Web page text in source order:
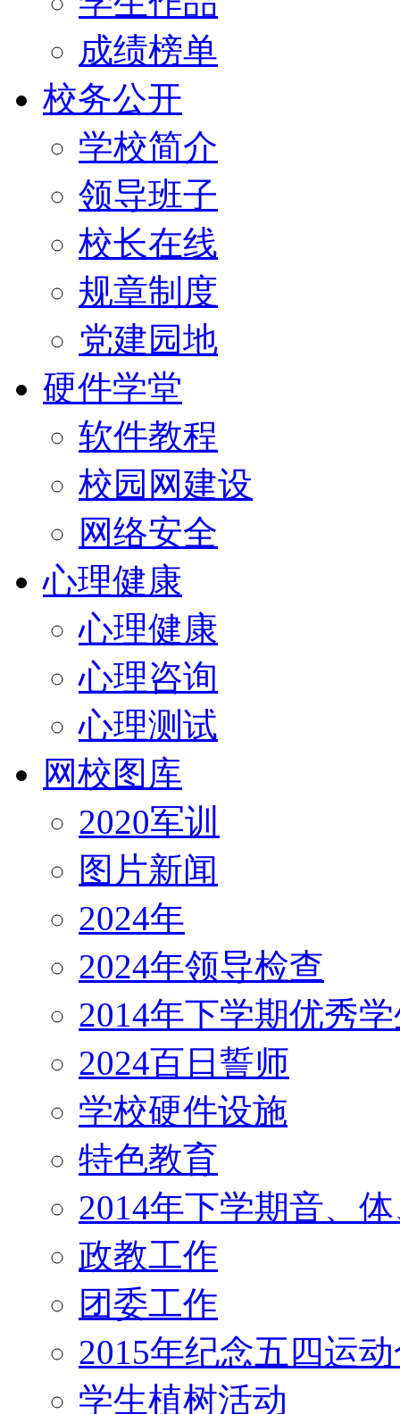
成绩榜单
校务公开
学校简介
领导班子
校长在线
规章制度
党建园地
硬件学堂
软件教程
校园网建设
网络安全
心理健康
心理健康
心理咨询
心理测试
网校图库
2020军训
图片新闻
2024年
2024年领导检查
2014年下学期优秀
2024百日誓师
学校硬件设施
特色教育
2014年下学期音、
政教工作
团委工作
2015年纪念五四运
学生植树活动